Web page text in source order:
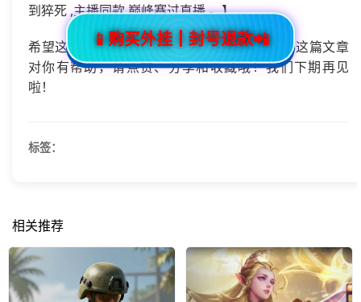
到猝死 ,主播同款,巅峰赛过直播 。】
希望这篇文章能对大家有所帮助。如果你觉得这篇文章
对你有帮助，请点赞、分享和收藏哦！我们下期再见
啦！
标签：
相关推荐
📱购买外挂┃封号退款📲